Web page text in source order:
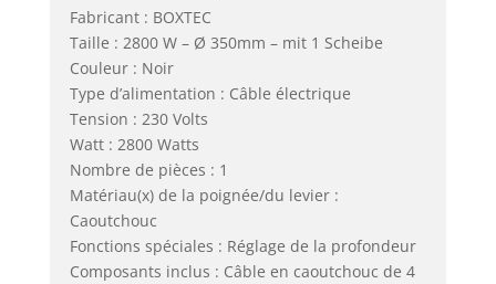
Fabricant : BOXTEC
Taille : 2800 W – Ø 350mm – mit 1 Scheibe
Couleur : Noir
Type d’alimentation : Câble électrique
Tension : 230 Volts
Watt : 2800 Watts
Nombre de pièces : 1
Matériau(x) de la poignée/du levier :
Caoutchouc
Fonctions spéciales : Réglage de la profondeur
Composants inclus : Câble en caoutchouc de 4